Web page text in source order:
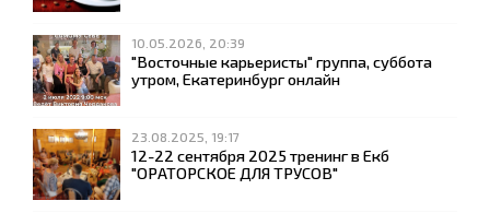
10.05.2026, 20:39
"Восточные карьеристы" группа, суббота
утром, Екатеринбург онлайн
23.08.2025, 19:17
12-22 сентября 2025 тренинг в Екб
"ОРАТОРСКОЕ ДЛЯ ТРУСОВ"